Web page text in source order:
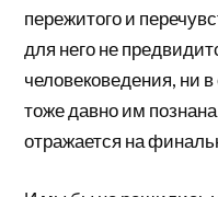
пережитого и
для него не
человековедения, ни
тоже давно им
отражается на